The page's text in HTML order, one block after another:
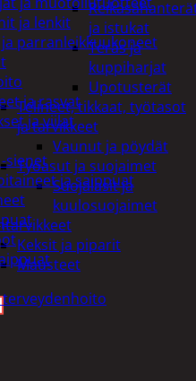
ja istukat
Teräs ja
kuppiharjat
Upotusterät
Telineet, tikkaat, työtasot
ja tarvikkeet
Vaunut ja pöydät
Työasut ja suojaimet
Suojalasit ja
kuulosuojaimet
Keksit ja piparit
Mausteet
ja lenkit
parranleikkuukoneet
ja rasvat
ja viilat
sienet
ja saippuat